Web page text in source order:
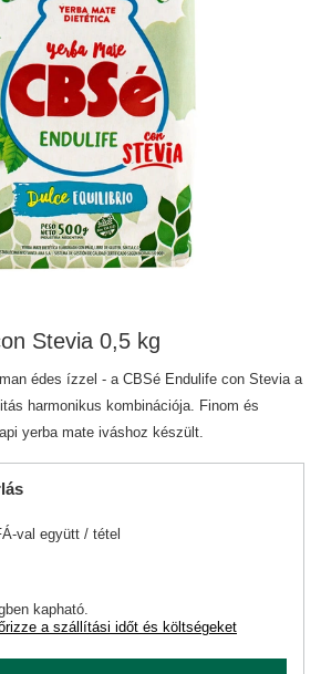
Stevia 0,5 kg
édes ízzel - a CBSé Endulife con Stevia a
harmonikus kombinációja. Finom és
yerba mate iváshoz készült.
kapható
a szállítási időt és költségeket
val együtt / tétel